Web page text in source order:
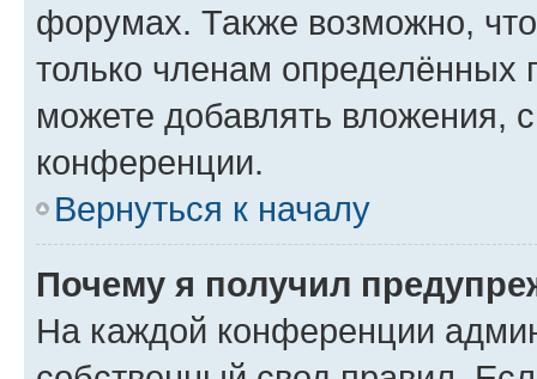
форумах. Также возможно,
только членам определённых
можете добавлять вложения,
конференции.
Вернуться к началу
Почему я получил
На каждой конференции